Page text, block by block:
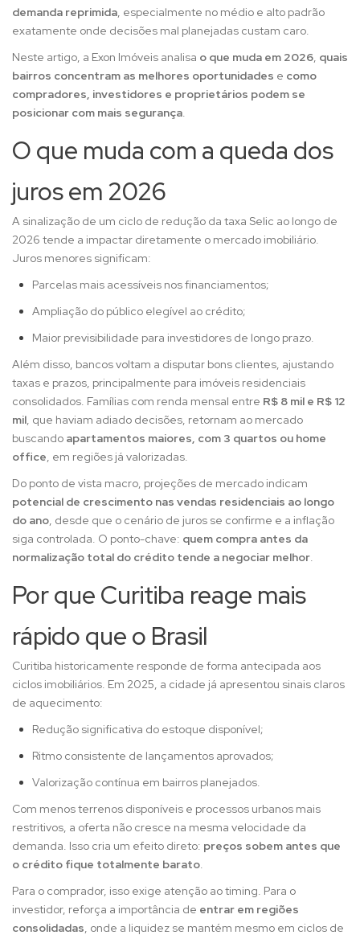
demanda reprimida, especialmente no médio e alto padrão
exatamente onde decisões mal planejadas custam caro.
Neste artigo, a Exon Imóveis analisa o que muda em 2026, quais
bairros concentram as melhores oportunidades e como
compradores, investidores e proprietários podem se
posicionar com mais segurança.
O que muda com a queda dos
juros em 2026
A sinalização de um ciclo de redução da taxa Selic ao longo de
2026 tende a impactar diretamente o mercado imobiliário.
Juros menores significam:
Parcelas mais acessíveis nos financiamentos;
Ampliação do público elegível ao crédito;
Maior previsibilidade para investidores de longo prazo.
Além disso, bancos voltam a disputar bons clientes, ajustando
taxas e prazos, principalmente para imóveis residenciais
consolidados. Famílias com renda mensal entre R$ 8 mil e R$ 12
mil, que haviam adiado decisões, retornam ao mercado
buscando apartamentos maiores, com 3 quartos ou home
office, em regiões já valorizadas.
Do ponto de vista macro, projeções de mercado indicam
potencial de crescimento nas vendas residenciais ao longo
do ano, desde que o cenário de juros se confirme e a inflação
siga controlada. O ponto-chave: quem compra antes da
normalização total do crédito tende a negociar melhor.
Por que Curitiba reage mais
rápido que o Brasil
Curitiba historicamente responde de forma antecipada aos
ciclos imobiliários. Em 2025, a cidade já apresentou sinais claros
de aquecimento:
Redução significativa do estoque disponível;
Ritmo consistente de lançamentos aprovados;
Valorização contínua em bairros planejados.
Com menos terrenos disponíveis e processos urbanos mais
restritivos, a oferta não cresce na mesma velocidade da
demanda. Isso cria um efeito direto: preços sobem antes que
o crédito fique totalmente barato.
Para o comprador, isso exige atenção ao timing. Para o
investidor, reforça a importância de entrar em regiões
consolidadas, onde a liquidez se mantém mesmo em ciclos de